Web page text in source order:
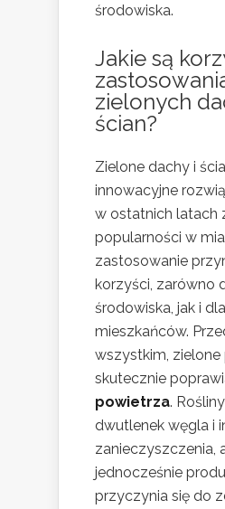
środowiska.
Jakie są
zielonych
ścian?
Zielone dachy i
innowacyjne
w ostatnich latach
popularności w
zastosowanie
korzyści, zarówno
środowiska, jak i
mieszkańców.
wszystkim, zielone
skutecznie
powietrza.
dwutlenek węgla i
zanieczyszczenia,
jednocześnie
przyczynia się do